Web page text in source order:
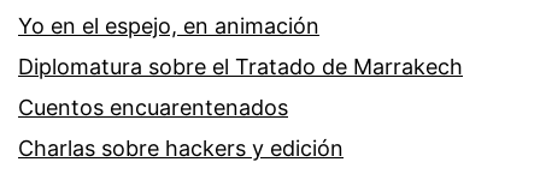
Yo en el espejo, en animación
Diplomatura sobre el Tratado de Marrakech
Cuentos encuarentenados
Charlas sobre hackers y edición